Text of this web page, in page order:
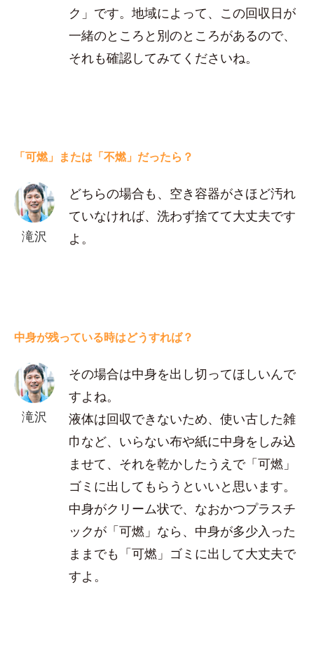
ク」です。地域によって、この回収日が
一緒のところと別のところがあるので、
それも確認してみてくださいね。
「可燃」または「不燃」だったら？
滝沢
どちらの場合も、空き容器がさほど汚れ
ていなければ、洗わず捨てて大丈夫です
よ。
中身が残っている時はどうすれば？
滝沢
その場合は中身を出し切ってほしいんで
すよね。
液体は回収できないため、使い古した雑
巾など、いらない布や紙に中身をしみ込
ませて、それを乾かしたうえで「可燃」
ゴミに出してもらうといいと思います。
中身がクリーム状で、なおかつプラスチ
ックが「可燃」なら、中身が多少入った
ままでも「可燃」ゴミに出して大丈夫で
すよ。